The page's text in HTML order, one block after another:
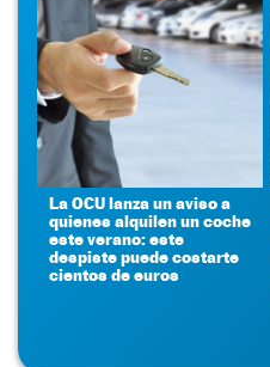
La OCU lanza un aviso a
quienes alquilen un coche
este verano: este
despiste puede costarte
cientos de euros